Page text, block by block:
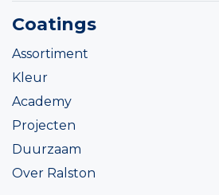
Coatings
Assortiment
Kleur
Academy
Projecten
Duurzaam
Over Ralston